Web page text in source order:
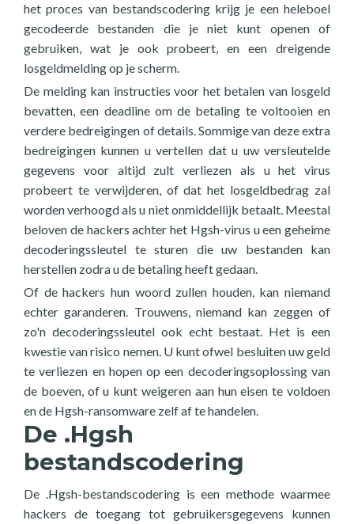
het proces van bestandscodering krijg je een heleboel
gecodeerde bestanden die je niet kunt openen of
gebruiken, wat je ook probeert, en een dreigende
losgeldmelding op je scherm.
De melding kan instructies voor het betalen van losgeld
bevatten, een deadline om de betaling te voltooien en
verdere bedreigingen of details. Sommige van deze extra
bedreigingen kunnen u vertellen dat u uw versleutelde
gegevens voor altijd zult verliezen als u het virus
probeert te verwijderen, of dat het losgeldbedrag zal
worden verhoogd als u niet onmiddellijk betaalt. Meestal
beloven de hackers achter het Hgsh-virus u een geheime
decoderingssleutel te sturen die uw bestanden kan
herstellen zodra u de betaling heeft gedaan.
Of de hackers hun woord zullen houden, kan niemand
echter garanderen. Trouwens, niemand kan zeggen of
zo'n decoderingssleutel ook echt bestaat. Het is een
kwestie van risico nemen. U kunt ofwel besluiten uw geld
te verliezen en hopen op een decoderingsoplossing van
de boeven, of u kunt weigeren aan hun eisen te voldoen
en de Hgsh-ransomware zelf af te handelen.
De .Hgsh
bestandscodering
De .Hgsh-bestandscodering is een methode waarmee
hackers de toegang tot gebruikersgegevens kunnen